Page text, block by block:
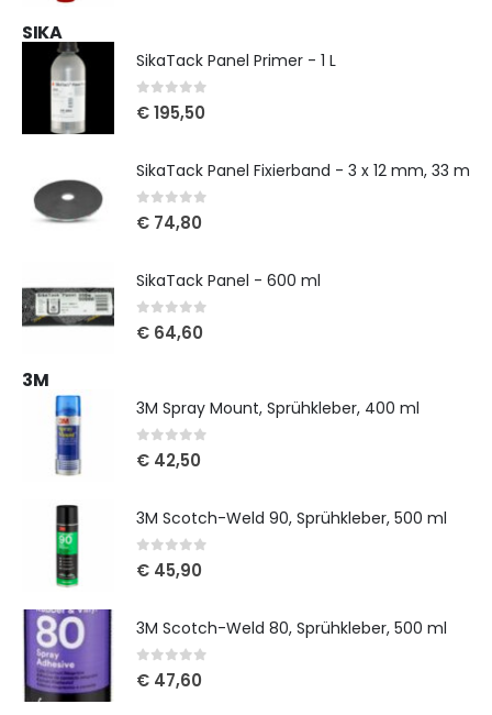
SIKA
SikaTack Panel Primer - 1 L
0out of 5
€195,50
SikaTack Panel Fixierband - 3 x 12 mm, 33 m
0out of 5
€ 74,80
SikaTack Panel - 600 ml
0out of 5
€ 64,60
3M
3M Spray Mount, Sprühkleber, 400 ml
0out of 5
€ 42,50
3M Scotch-Weld 90, Sprühkleber, 500 ml
0out of 5
€ 45,90
3M Scotch-Weld 80, Sprühkleber, 500 ml
0out of 5
€ 47,60